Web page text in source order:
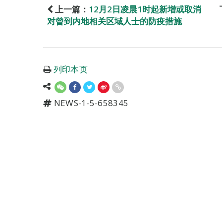
上一篇： 12月2日凌晨1时起新增或取消
对曾到内地相关区域人士的防疫措施
列印本页
NEWS-1-5-658345